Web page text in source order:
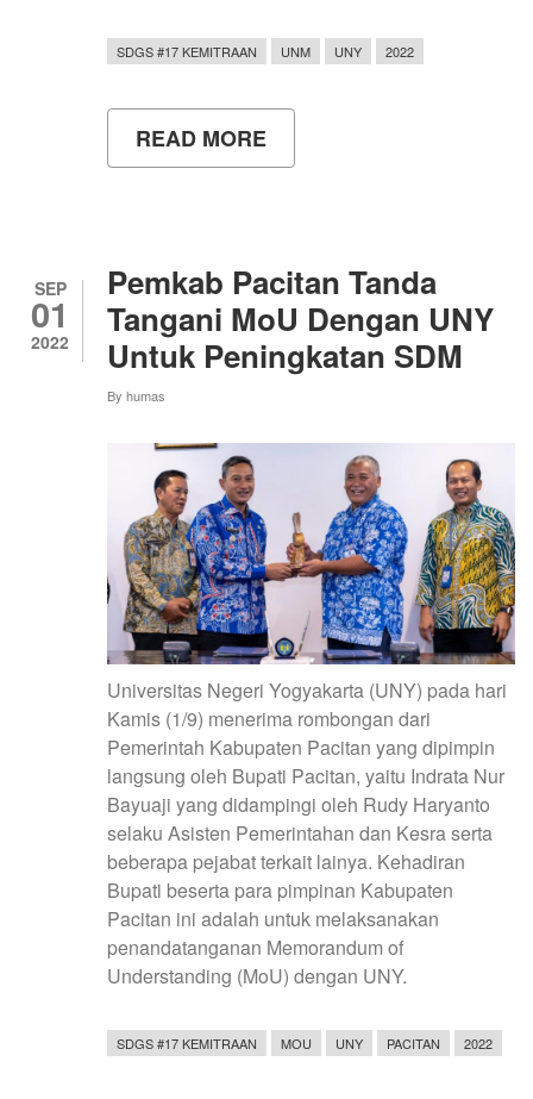
SDGS #17 KEMITRAAN UNM UNY 2022
READ MORE
KUNJUNGAN
UNIVERSITAS
NEGERI
YOGYAKARTA
SEP
01
2022
Pemkab Pacitan Tanda
Tangani MoU Dengan UNY
Untuk Peningkatan SDM
By humas
Universitas Negeri Yogyakarta (UNY) pada hari
Kamis (1/9) menerima rombongan dari
Pemerintah Kabupaten Pacitan yang dipimpin
langsung oleh Bupati Pacitan, yaitu Indrata Nur
Bayuaji yang didampingi oleh Rudy Haryanto
selaku Asisten Pemerintahan dan Kesra serta
beberapa pejabat terkait lainya. Kehadiran
Bupati beserta para pimpinan Kabupaten
Pacitan ini adalah untuk melaksanakan
penandatanganan Memorandum of
Understanding (MoU) dengan UNY.
SDGS #17 KEMITRAAN MOU UNY PACITAN 2022